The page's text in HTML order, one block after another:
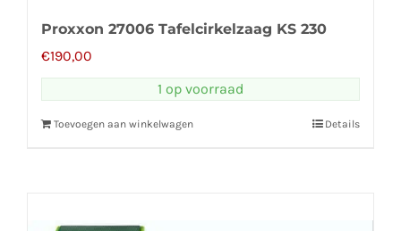
Proxxon 27006 Tafelcirkelzaag KS 230
€190,00
1 op voorraad
Toevoegen aan winkelwagen Details